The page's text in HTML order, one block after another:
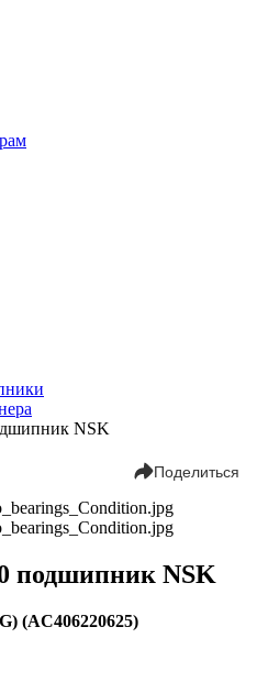
NSK
Поделиться
подшипник NSK
(AC406220625)